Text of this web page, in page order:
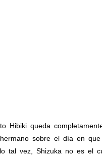
Hibiki queda
sobre el día en
tal vez, Shizuka no es el